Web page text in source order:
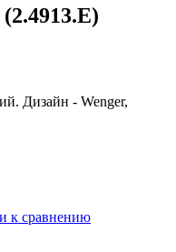
Дизайн - Wenger,
к сравнению